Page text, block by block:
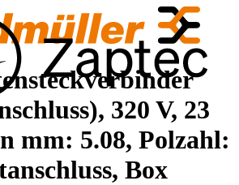
320 V, 23
mm: 5.08, Polzahl:
Box